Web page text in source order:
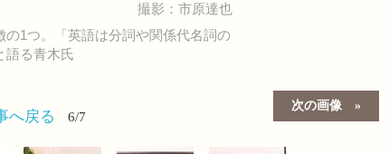
撮影：市原達也
1つ。「英語は分詞や関係代名詞の
語る青木氏
次の画像
へ戻る 6/7